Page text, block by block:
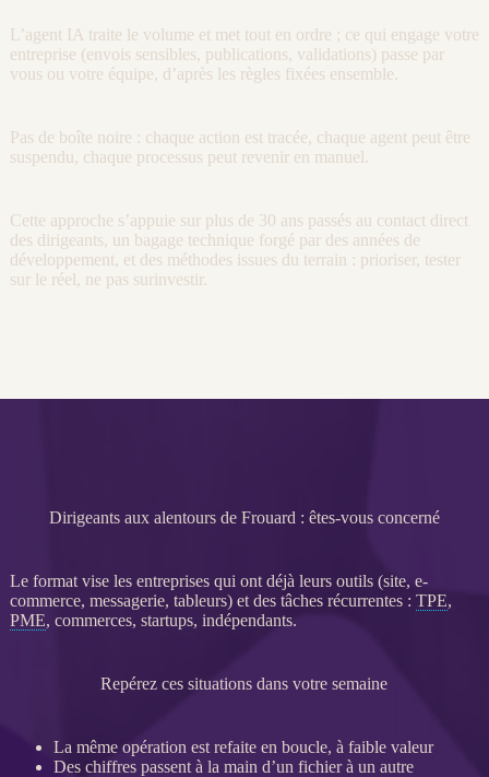
L’agent IA traite le volume et met tout en ordre ; ce qui engage votre
entreprise (envois sensibles, publications, validations) passe par
vous ou votre équipe, d’après les règles fixées ensemble.
Pas de boîte noire : chaque action est tracée, chaque agent peut être
suspendu, chaque processus peut revenir en manuel.
Cette approche s’appuie sur plus de 30 ans passés au contact direct
des dirigeants, un bagage technique forgé par des années de
développement, et des méthodes issues du terrain : prioriser, tester
sur le réel, ne pas surinvestir.
Dirigeants aux alentours de Frouard : êtes-vous concerné
Le format vise les entreprises qui ont déjà leurs outils (site, e-
commerce, messagerie, tableurs) et des tâches récurrentes : TPE,
PME, commerces, startups, indépendants.
Repérez ces situations dans votre semaine
La même opération est refaite en boucle, à faible valeur
Des chiffres passent à la main d’un fichier à un autre